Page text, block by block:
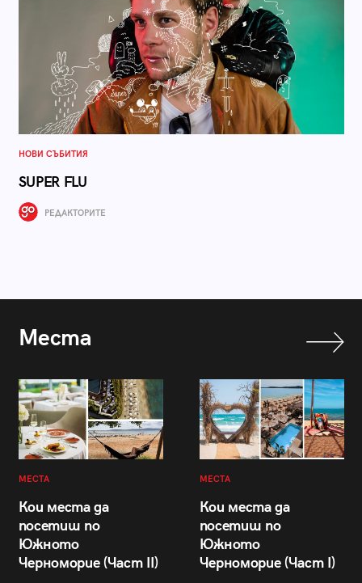
НОВИ СЪБИТИЯ
SUPER FLU
РЕДАКТОРИТЕ
Места
МЕСТА
Кои места да
посетиш по
Южното
Черноморие (Част II)
МЕСТА
Кои места да
посетиш по
Южното
Черноморие (Част I)